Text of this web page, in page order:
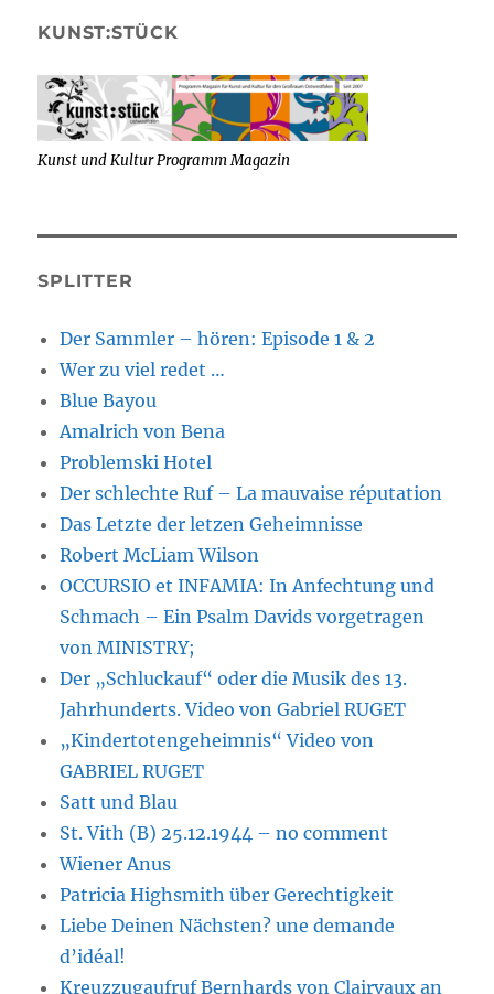
KUNST:STÜCK
Kunst und Kultur Programm Magazin
SPLITTER
Der Sammler – hören: Episode 1 & 2
Wer zu viel redet …
Blue Bayou
Amalrich von Bena
Problemski Hotel
Der schlechte Ruf – La mauvaise réputation
Das Letzte der letzen Geheimnisse
Robert McLiam Wilson
OCCURSIO et INFAMIA: In Anfechtung und
Schmach – Ein Psalm Davids vorgetragen
von MINISTRY;
Der „Schluckauf“ oder die Musik des 13.
Jahrhunderts. Video von Gabriel RUGET
„Kindertotengeheimnis“ Video von
GABRIEL RUGET
Satt und Blau
St. Vith (B) 25.12.1944 – no comment
Wiener Anus
Patricia Highsmith über Gerechtigkeit
Liebe Deinen Nächsten? une demande
d’idéal!
Kreuzzugaufruf Bernhards von Clairvaux an